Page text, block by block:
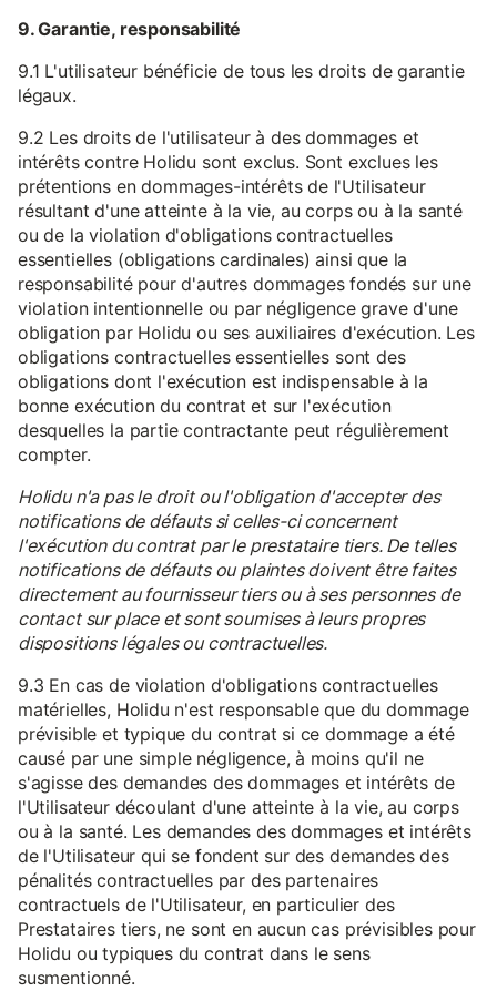
9. Garantie, responsabilité
9.1 L'utilisateur bénéficie de tous les droits de garantie
légaux.
9.2 Les droits de l'utilisateur à des dommages et
intérêts contre Holidu sont exclus. Sont exclues les
prétentions en dommages-intérêts de l'Utilisateur
résultant d'une atteinte à la vie, au corps ou à la santé
ou de la violation d'obligations contractuelles
essentielles (obligations cardinales) ainsi que la
responsabilité pour d'autres dommages fondés sur une
violation intentionnelle ou par négligence grave d'une
obligation par Holidu ou ses auxiliaires d'exécution. Les
obligations contractuelles essentielles sont des
obligations dont l'exécution est indispensable à la
bonne exécution du contrat et sur l'exécution
desquelles la partie contractante peut régulièrement
compter.
Holidu n'a pas le droit ou l'obligation d'accepter des
notifications de défauts si celles-ci concernent
l'exécution du contrat par le prestataire tiers. De telles
notifications de défauts ou plaintes doivent être faites
directement au fournisseur tiers ou à ses personnes de
contact sur place et sont soumises à leurs propres
dispositions légales ou contractuelles.
9.3 En cas de violation d'obligations contractuelles
matérielles, Holidu n'est responsable que du dommage
prévisible et typique du contrat si ce dommage a été
causé par une simple négligence, à moins qu'il ne
s'agisse des demandes des dommages et intérêts de
l'Utilisateur découlant d'une atteinte à la vie, au corps
ou à la santé. Les demandes des dommages et intérêts
de l'Utilisateur qui se fondent sur des demandes des
pénalités contractuelles par des partenaires
contractuels de l'Utilisateur, en particulier des
Prestataires tiers, ne sont en aucun cas prévisibles pour
Holidu ou typiques du contrat dans le sens
susmentionné.